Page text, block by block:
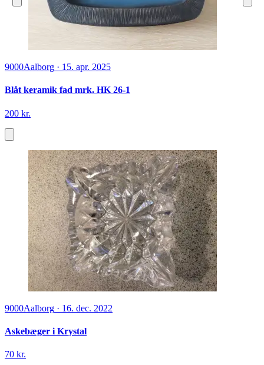
9000Aalborg · 15. apr. 2025
Blåt keramik fad mrk. HK 26-1
200 kr.
9000Aalborg · 16. dec. 2022
Askebæger i Krystal
70 kr.